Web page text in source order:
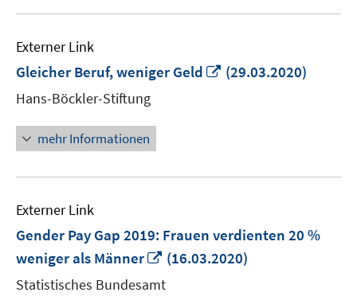
Externer Link
Gleicher Beruf, weniger Geld
In
(29.03.2020)
Hans-Böckler-Stiftung
mehr Informationen
Externer Link
Gender Pay Gap 2019: Frauen verdienten 20 %
weniger als Männer
In
Fenster
(16.03.2020)
Statistisches Bundesamt